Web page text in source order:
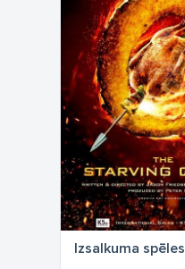
Izsalkuma spēles